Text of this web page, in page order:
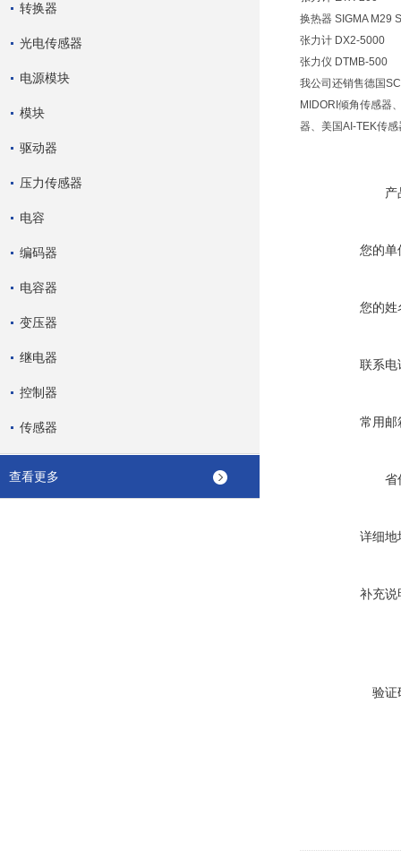
转换器
光电传感器
电源模块
模块
驱动器
压力传感器
电容
编码器
电容器
变压器
继电器
控制器
传感器
查看更多
换热器 SIGMA M29
张力计 DX2-5000
张力仪 DTMB-500
我公司还销售德国
MIDORI倾角传感器
器、美国AI-TEK传
产
您的单
您的姓
联系电
常用邮
省
详细地
补充说
验证